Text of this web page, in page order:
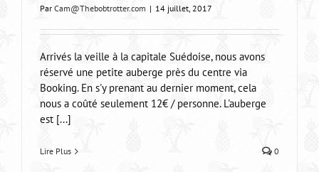
Par Cam@Thebobtrotter.com | 14 juillet, 2017
Arrivés la veille à la capitale Suédoise, nous avons
réservé une petite auberge près du centre via
Booking. En s'y prenant au dernier moment, cela
nous a coûté seulement 12€ / personne. L'auberge
est [...]
Lire Plus 0